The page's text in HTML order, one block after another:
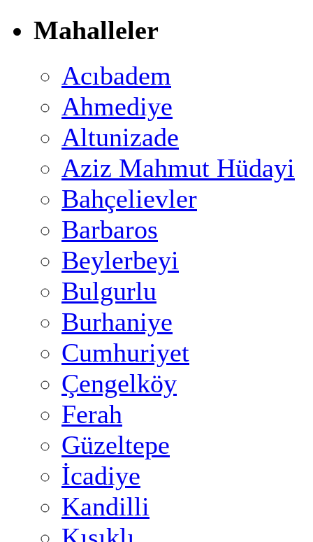
Mahalleler
Acıbadem
Ahmediye
Altunizade
Aziz Mahmut Hüdayi
Bahçelievler
Barbaros
Beylerbeyi
Bulgurlu
Burhaniye
Cumhuriyet
Çengelköy
Ferah
Güzeltepe
İcadiye
Kandilli